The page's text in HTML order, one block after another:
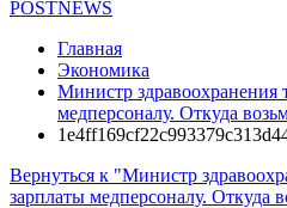
POSTNEWS
Главная
Экономика
Министр здравоохранения
медперсоналу. Откуда
Вернуться к "Министр
зарплаты медперсоналу. Откуда